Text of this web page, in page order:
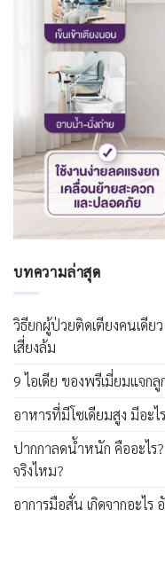
บทความล่าสุด
วิธียกผู้ป่วยติดเตียงคนเดีย
เสี่ยงล้ม
9 ไอเดีย ของพรีเมี่ยมแจก
อาหารที่มีโซเดียมสูง มีอะ
ปากกาลดน้ำหนัก คืออะไ
จริงไหม?
อาการมือสั่น เกิดจากอะไ